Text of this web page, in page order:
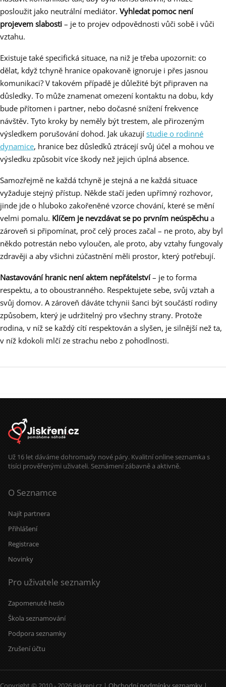
posloužit jako neutrální mediátor. Vyhledat pomoc není
projevem slabosti – je to projev odpovědnosti vůči sobě i vůči
vztahu.
Existuje také specifická situace, na niž je třeba upozornit: co
dělat, když tchyně hranice opakovaně ignoruje i přes jasnou
komunikaci? V takovém případě je důležité být připraven na
důsledky. To může znamenat omezení kontaktu na dobu, kdy
bude přítomen i partner, nebo dočasné snížení frekvence
návštěv. Tyto kroky by neměly být trestem, ale přirozeným
výsledkem porušování dohod. Jak ukazují studie o rodinné
dynamice, hranice bez důsledků ztrácejí svůj účel a mohou ve
výsledku způsobit více škody než jejich úplná absence.
Samozřejmě ne každá tchyně je stejná a ne každá situace
vyžaduje stejný přístup. Někde stačí jeden upřímný rozhovor,
jinde jde o hluboko zakořeněné vzorce chování, které se mění
velmi pomalu. Klíčem je nevzdávat se po prvním neúspěchu a
zároveň si připomínat, proč celý proces začal – ne proto, aby byl
někdo potrestán nebo vyloučen, ale proto, aby vztahy fungovaly
zdravěji a aby všichni zúčastnění měli prostor, který potřebují.
Nastavování hranic není aktem nepřátelství– je to forma
respektu, a to oboustranného. Respektujete sebe, svůj vztah a
svůj domov. A zároveň dáváte tchynii šanci být součástí rodiny
způsobem, který je udržitelný pro všechny strany. Protože
rodina, v níž se každý cítí respektován a slyšen, je silnější než ta,
v níž kdokoli mlčí ze strachu nebo z pohodlnosti.
Už 16 let dáváme dohromady nové páry. Kvalitní online seznamka s
tisíci prověřenými uživateli. Seznámení zábavně a aktivně.
O Seznamce
Najít partnera
Přihlášení
Registrace
Novinky
Pro uživatele seznamky
Zapomenuté heslo
Škola seznamování
Podpora seznamky
Zrušení účtu